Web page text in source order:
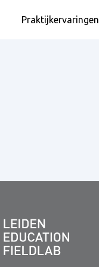
Praktijkervaringen